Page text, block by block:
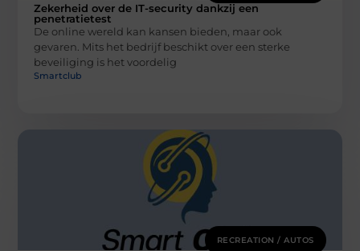
Zekerheid over de IT-security dankzij een
penetratietest
De online wereld kan kansen bieden, maar ook
gevaren. Mits het bedrijf beschikt over een sterke
beveiliging is het voordelig
Smartclub
RECREATION / AUTOS